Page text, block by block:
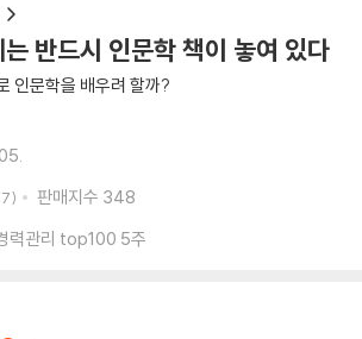
반드시 인문학 책이 놓여 있다
인문학을 배우려 할까?
판매지수 348
력관리 top100 5주